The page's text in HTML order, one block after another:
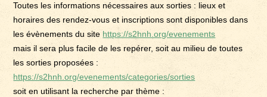
Toutes les informations nécessaires aux sorties : lieux et
horaires des rendez-vous et inscriptions sont disponibles dans
les évènements du site https://s2hnh.org/evenements
mais il sera plus facile de les repérer, soit au milieu de toutes
les sorties proposées :
https://s2hnh.org/evenements/categories/sorties
soit en utilisant la recherche par thème :